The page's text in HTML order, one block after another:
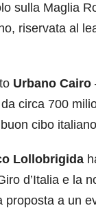
sulla Maglia
riservata al
Urbano Cairo
circa 700
cibo
Lollobrigida
d’Italia e la
proposta a un